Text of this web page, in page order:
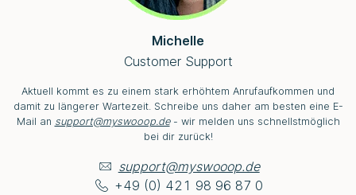
Michelle
Customer Support
Aktuell kommt es zu einem stark erhöhtem Anrufaufkommen und
damit zu längerer Wartezeit. Schreibe uns daher am besten eine E-
Mail an support@myswooop.de - wir melden uns schnellstmöglich
bei dir zurück!
support@myswooop.de
+49 (0) 421 98 96 87 0